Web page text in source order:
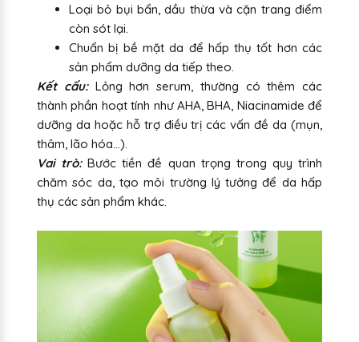
Loại bỏ bụi bẩn, dầu thừa và cặn trang điểm
còn sót lại.
Chuẩn bị bề mặt da để hấp thụ tốt hơn các
sản phẩm dưỡng da tiếp theo.
Kết cấu: Lỏng hơn serum, thường có thêm các
thành phần hoạt tính như AHA, BHA, Niacinamide để
dưỡng da hoặc hỗ trợ điều trị các vấn đề da (mụn,
thâm, lão hóa...).
Vai trò:Bước tiền đề quan trọng trong quy trình
chăm sóc da, tạo môi trường lý tưởng để da hấp
thụ các sản phẩm khác.